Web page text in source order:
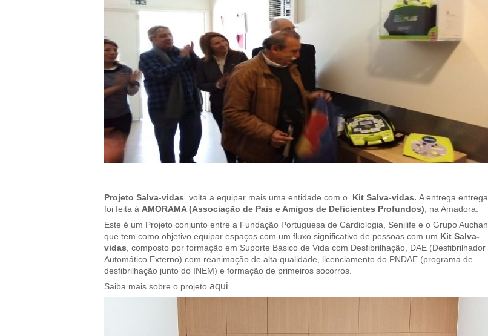
Projeto Salva-vidas volta a equipar mais uma entidade com o Kit Salva-vidas. A entrega entrega
foi feita à AMORAMA (Associação de Pais e Amigos de Deficientes Profundos) , na Amadora.
Este é um Projeto conjunto entre a Fundação Portuguesa de Cardiologia, Senilife e o Grupo Auchan,
que tem como objetivo equipar espaços com um fluxo significativo de pessoas com um Kit Salva-
vidas , composto por formação em Suporte Básico de Vida com Desfibrilhação, DAE (Desfibrilhador
Automático Externo) com reanimação de alta qualidade, licenciamento do PNDAE (programa de
desfibrilhação junto do INEM) e formação de primeiros socorros.
Saiba mais sobre o projeto aqui